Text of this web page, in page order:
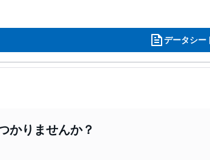
データシー
かりませんか？